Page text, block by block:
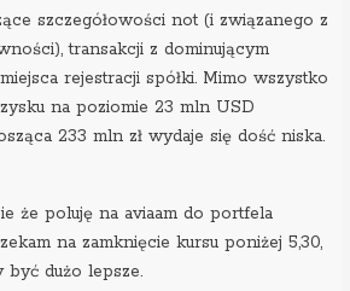
szczegółowości not (i związanego z
transakcji z dominującym
rejestracji spółki. Mimo wszystko
na poziomie 23 mln USD
233 mln zł wydaje się dość niska.
że poluję na aviaam do portfela
na zamknięcie kursu poniżej 5,30,
dużo lepsze.